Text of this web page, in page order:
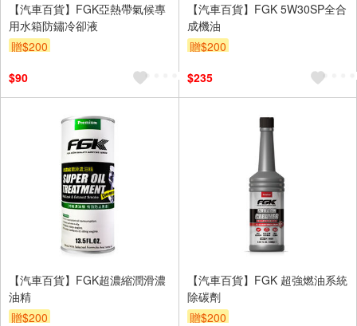
【汽車百貨】FGK亞熱帶氣候專
用水箱防鏽冷卻液
贈$200
$90
【汽車百貨】FGK 5W30SP全合
成機油
贈$200
$235
【汽車百貨】FGK超濃縮潤滑濃
油精
贈$200
【汽車百貨】FGK 超強燃油系統
除碳劑
贈$200